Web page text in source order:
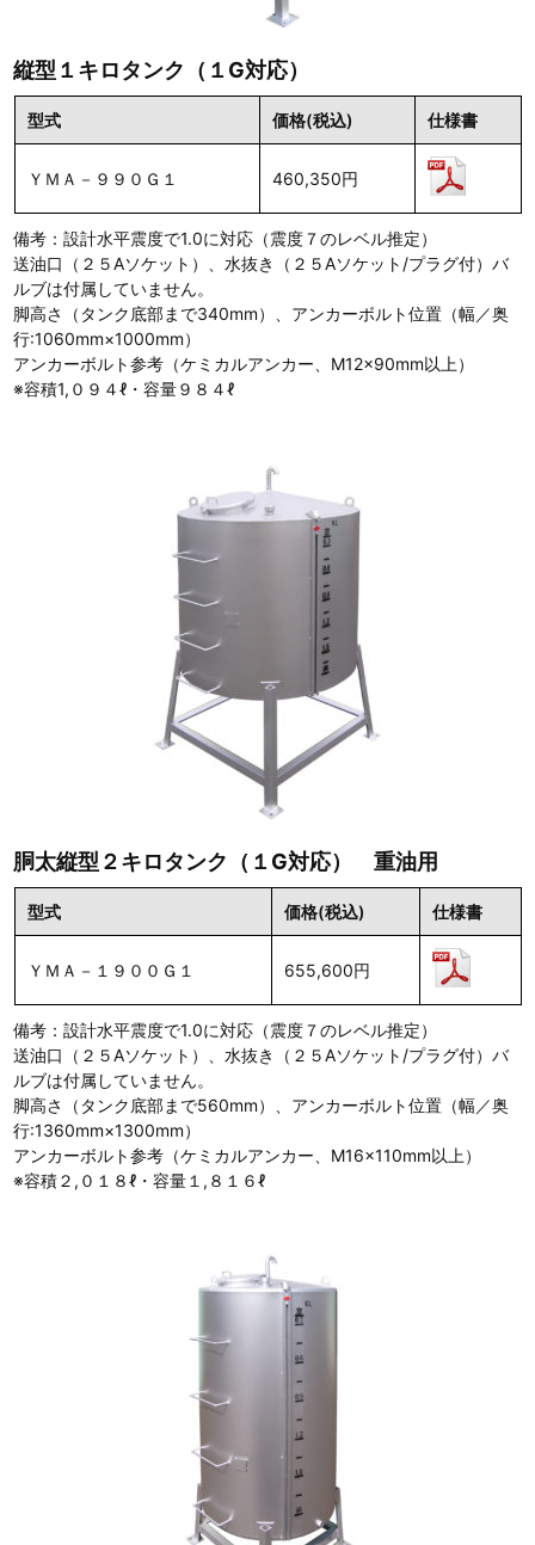
縦型１キロタンク（１G対応）
型式 価格(税込) 仕様書
ＹＭＡ－９９０Ｇ１ 460,350円
備考：設計水平震度で1.0に対応（震度７のレベル推定）
送油口（２５Aソケット）、水抜き（２５Aソケット/プラグ付）バ
ルブは付属していません。
脚高さ（タンク底部まで340mm）、アンカーボルト位置（幅／奥
行:1060mm×1000mm）
アンカーボルト参考（ケミカルアンカー、M12×90mm以上）
※容積1,０９４ℓ・容量９８４ℓ
胴太縦型２キロタンク（１G対応） 重油用
型式 価格(税込) 仕様書
ＹＭＡ－１９００Ｇ１ 655,600円
備考：設計水平震度で1.0に対応（震度７のレベル推定）
送油口（２５Aソケット）、水抜き（２５Aソケット/プラグ付）バ
ルブは付属していません。
脚高さ（タンク底部まで560mm）、アンカーボルト位置（幅／奥
行:1360mm×1300mm）
アンカーボルト参考（ケミカルアンカー、M16×110mm以上）
※容積２,０１８ℓ・容量１,８１６ℓ